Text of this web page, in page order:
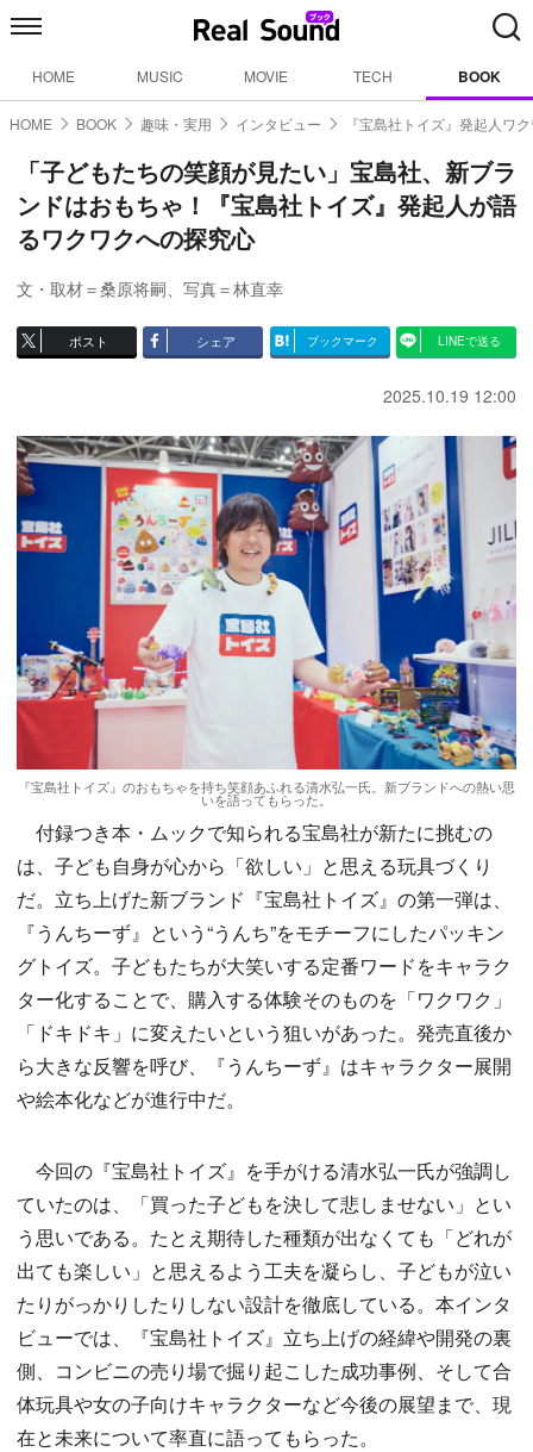
HOME MUSIC MOVIE TECH BOOK
HOME BOOK 趣味・実用 インタビュー 『宝島社トイズ』発起人ワ
「子どもたちの笑顔が見たい」宝島社、新ブラ
ンドはおもちゃ！『宝島社トイズ』発起人が語
るワクワクへの探究心
文・取材＝桑原将嗣、 写真＝林直幸
ポスト シェア ブックマーク LINEで送る
2025.10.19 12:00
『宝島社トイズ』のおもちゃを持ち笑顔あふれる清水弘一氏。新ブランドへの熱い思
いを語ってもらった。
付録つき本・ムックで知られる宝島社が新たに挑むの
は、子ども自身が心から「欲しい」と思える玩具づくり
だ。立ち上げた新ブランド『宝島社トイズ』の第一弾は、
『うんちーず』という“うんち”をモチーフにしたパッキン
グトイズ。子どもたちが大笑いする定番ワードをキャラク
ター化することで、購入する体験そのものを「ワクワク」
「ドキドキ」に変えたいという狙いがあった。発売直後か
ら大きな反響を呼び、『うんちーず』はキャラクター展開
や絵本化などが進行中だ。
今回の『宝島社トイズ』を手がける清水弘一氏が強調し
ていたのは、「買った子どもを決して悲しませない」とい
う思いである。たとえ期待した種類が出なくても「どれが
出ても楽しい」と思えるよう工夫を凝らし、子どもが泣い
たりがっかりしたりしない設計を徹底している。本インタ
ビューでは、『宝島社トイズ』立ち上げの経緯や開発の裏
側、コンビニの売り場で掘り起こした成功事例、そして合
体玩具や女の子向けキャラクターなど今後の展望まで、現
在と未来について率直に語ってもらった。